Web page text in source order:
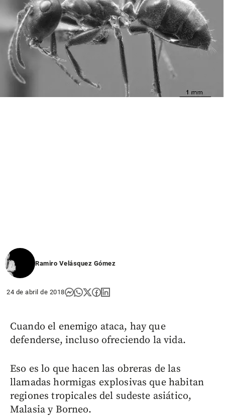
Ramiro Velásquez Gómez
24 de abril de 2018
Cuando el enemigo ataca, hay que
defenderse, incluso ofreciendo la vida.
Eso es lo que hacen las obreras de las
llamadas hormigas explosivas que habitan
regiones tropicales del sudeste asiático,
Malasia y Borneo.